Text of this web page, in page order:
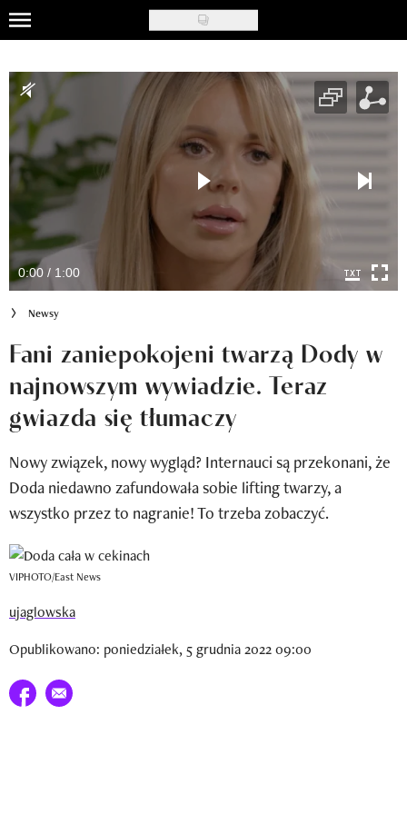
Skip
to
main
content
Moda
Ślub i wesele
Styl życia
Nasze akcje
Inspiracje
Newsy
Newsletter
Wizaz Summer Influ School
0:00 / 1:00
Newsy
Fani zaniepokojeni twarzą Dody w
najnowszym wywiadzie. Teraz
gwiazda się tłumaczy
Nowy związek, nowy wygląd? Internauci są przekonani, że
Doda niedawno zafundowała sobie lifting twarzy, a
wszystko przez to nagranie! To trzeba zobaczyć.
VIPHOTO/East News
ujaglowska
Opublikowano: poniedziałek, 5 grudnia 2022 09:00
Udostępnij na facebook
E-mail do przyjaciela